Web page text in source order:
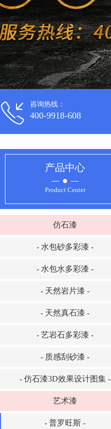
咨询热线：
400-9918-608
产品中心
Product Center
仿石漆
- 水包砂多彩漆 -
- 水包水多彩漆 -
- 天然岩片漆 -
- 天然真石漆 -
- 艺岩石多彩漆 -
- 质感刮砂漆 -
- 仿石漆3D效果设计图集 -
艺术漆
- 普罗旺斯 -